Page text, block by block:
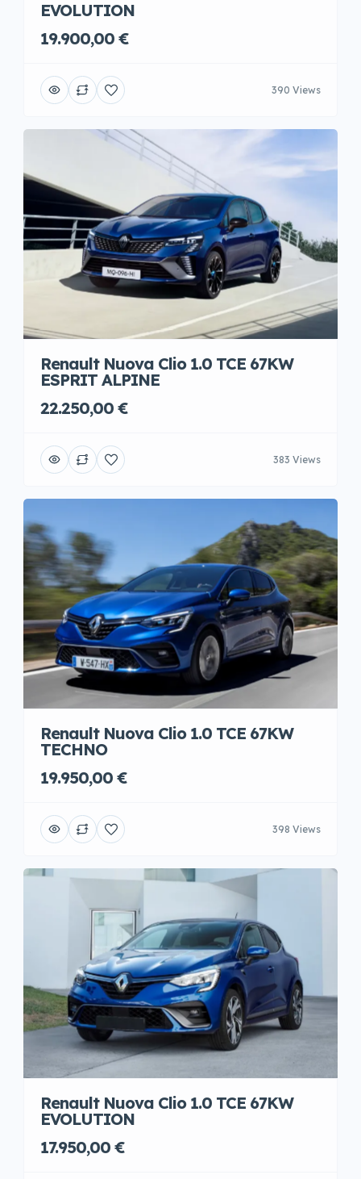
EVOLUTION
19.900,00 €
390 Views
Renault Nuova Clio 1.0 TCE 67KW
ESPRIT ALPINE
22.250,00 €
383 Views
Renault Nuova Clio 1.0 TCE 67KW
TECHNO
19.950,00 €
398 Views
Renault Nuova Clio 1.0 TCE 67KW
EVOLUTION
17.950,00 €